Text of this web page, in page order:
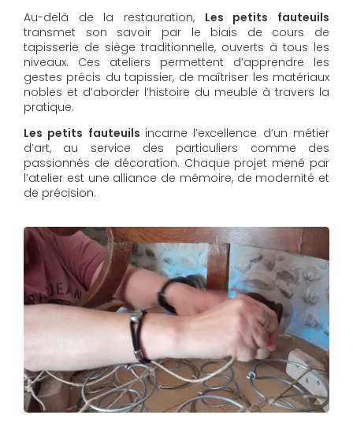
Au-delà de la restauration, Les petits fauteuils
transmet son savoir par le biais de cours de
tapisserie de siège traditionnelle, ouverts à tous les
niveaux. Ces ateliers permettent d’apprendre les
gestes précis du tapissier, de maîtriser les matériaux
nobles et d’aborder l’histoire du meuble à travers la
pratique.
Les petits fauteuils incarne l’excellence d’un métier
d’art, au service des particuliers comme des
passionnés de décoration. Chaque projet mené par
l’atelier est une alliance de mémoire, de modernité et
de précision.